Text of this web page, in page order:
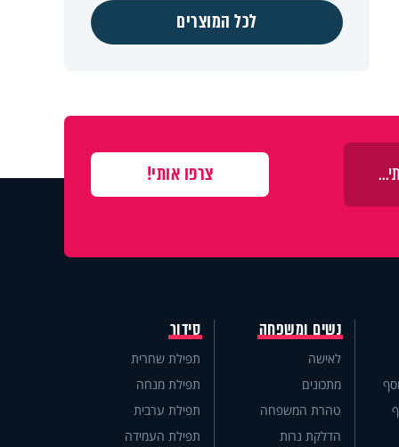
לכל המוצרים
נשים ומשפחה
לאישה
מתכונים
טהרת המשפחה
הדלקת נרות
סידור
תפילת שחרית
תפילת מנחה
תפילת ערבית
תפילת העמידה